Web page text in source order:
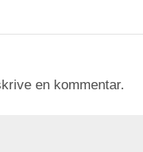
en kommentar.